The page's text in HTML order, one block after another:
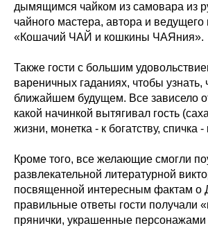
дымящимся чайком из самовара из
чайного мастера, автора и ведущего
«Кошачий ЧАЙ и кошкины ЧАЯния».
Также гости с большим
вареничных гаданиях, чтобы узнать,
ближайшем будущем. Все зависело
какой начинкой вытягивал гость
жизни, монетка - к богатству, спичка -
Кроме того, все желающие смогли
развлекательной литературной
посвященной интересным фактам о
правильные ответы гости получали
прянички, украшенные персонажами